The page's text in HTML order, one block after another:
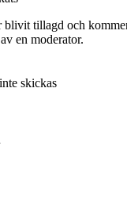
blivit tillagd och
en moderator.
skickas